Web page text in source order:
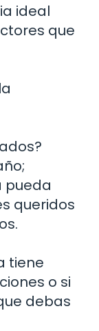
ideal
que
pueda
queridos
tiene
o si
debas